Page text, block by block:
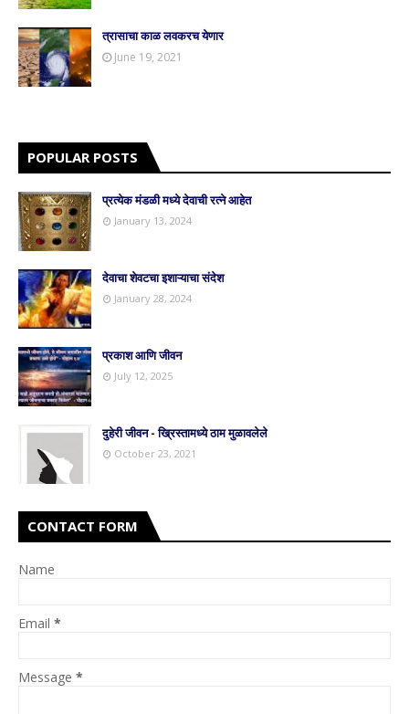
त्रासाचा काळ लवकरच येणार
June 19, 2021
POPULAR POSTS
प्रत्येक मंडळी मध्ये देवाची रत्ने आहेत
January 13, 2024
देवाचा शेवटचा इशाऱ्याचा संदेश
January 28, 2024
प्रकाश आणि जीवन
July 12, 2025
दुहेरी जीवन - ख्रिस्तामध्ये ठाम मुळावलेले
October 23, 2021
CONTACT FORM
Name
Email *
Message *